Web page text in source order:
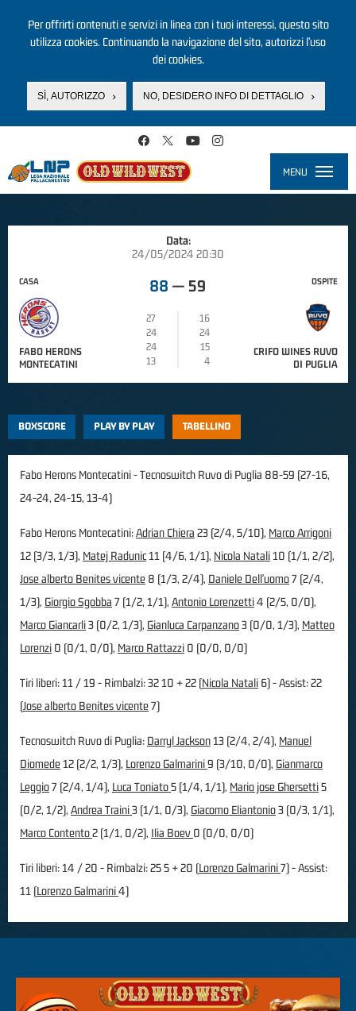
Per offrirti contenuti e servizi in linea con i tuoi interessi, questo sito
utilizza cookies. Continuando la navigazione del sito, autorizzi l’uso
dei cookies.
SÌ, AUTORIZZO NO, DESIDERO INFO DI DETTAGLIO
MENU
Data:
24/05/2024 20:30
CASA
FABO HERONS
MONTECATINI
88 — 59
27
16
24
24
24
15
13
4
OSPITE
CRIFO WINES RUVO
DI PUGLIA
BOXSCORE PLAY BY PLAY TABELLINO
Fabo Herons Montecatini - Tecnoswitch Ruvo di Puglia 88-59 (27-16,
24-24, 24-15, 13-4)
Fabo Herons Montecatini:Adrian Chiera 23 (2/4, 5/10), Marco Arrigoni
12 (3/3, 1/3), Matej Radunic11 (4/6, 1/1), Nicola Natali10 (1/1, 2/2),
Jose alberto Benites vicente 8 (1/3, 2/4), Daniele Dell'uomo7 (2/4,
1/3), Giorgio Sgobba 7 (1/2, 1/1), Antonio Lorenzetti4 (2/5, 0/0),
Marco Giancarli3 (0/2, 1/3), Gianluca Carpanzano3 (0/0, 1/3), Matteo
Lorenzi 0 (0/1, 0/0), Marco Rattazzi 0 (0/0, 0/0)
Tiri liberi: 11 / 19 - Rimbalzi: 32 10 + 22 (Nicola Natali 6) - Assist: 22
(Jose alberto Benites vicente7)
Tecnoswitch Ruvo di Puglia: Darryl Jackson13 (2/4, 2/4), Manuel
Diomede12 (2/2, 1/3), Lorenzo Galmarini9 (3/10, 0/0), Gianmarco
Leggio7 (2/4, 1/4), Luca Toniato5 (1/4, 1/1), Mario jose Ghersetti5
(0/2, 1/2), Andrea Traini3 (1/1, 0/3), Giacomo Eliantonio3 (0/3, 1/1),
Marco Contento2 (1/1, 0/2), Ilia Boev 0 (0/0, 0/0)
Tiri liberi: 14 / 20 - Rimbalzi: 25 5 + 20 (Lorenzo Galmarini7) - Assist:
11 (Lorenzo Galmarini4)